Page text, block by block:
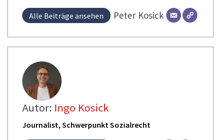
Alle Beiträge ansehen Peter Kosick
Autor: Ingo Kosick
Journalist, Schwerpunkt Sozialrecht